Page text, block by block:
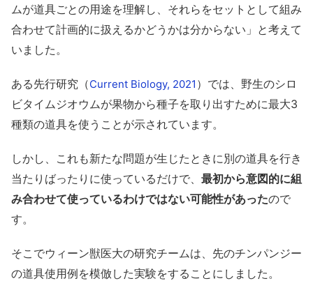
ムが道具ごとの用途を理解し、それらをセットとして組み
合わせて計画的に扱えるかどうかは分からない」と考えて
いました。
ある先行研究（Current Biology, 2021 ）では、野生のシロ
ビタイムジオウムが果物から種子を取り出すために最大3
種類の道具を使うことが示されています。
しかし、これも新たな問題が生じたときに別の道具を行き
当たりばったりに使っているだけで、 最初から意図的に組
み合わせて使っているわけではない可能性があったので
す。
そこでウィーン獣医大の研究チームは、先のチンパンジー
の道具使用例を模倣した実験をすることにしました。